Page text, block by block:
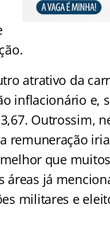
atrativo da
inflacionário e,
Outrossim,
remuneração
que
já
militares e